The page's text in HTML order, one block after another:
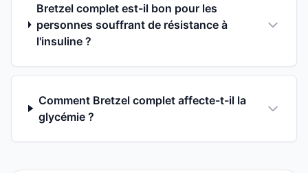
Bretzel complet est-il bon pour les
personnes souffrant de résistance à
l'insuline ?
Comment Bretzel complet affecte-t-il la
glycémie ?